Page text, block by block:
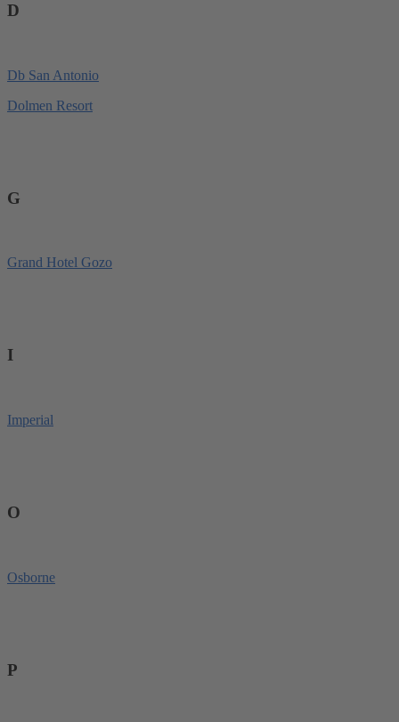
D
Db San Antonio
Dolmen Resort
G
Grand Hotel Gozo
I
Imperial
O
Osborne
P